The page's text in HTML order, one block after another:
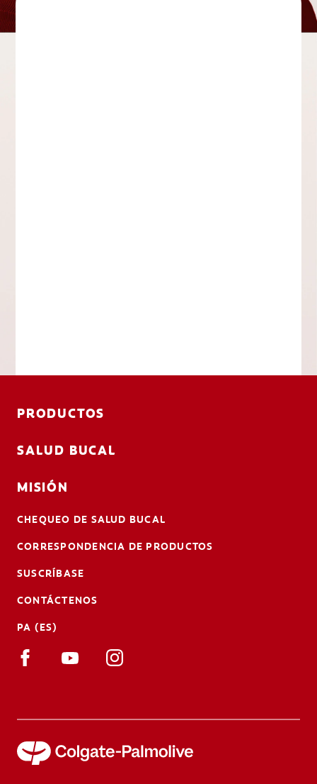
PRODUCTOS
SALUD BUCAL
MISIÓN
CHEQUEO DE SALUD BUCAL
CORRESPONDENCIA DE PRODUCTOS
SUSCRÍBASE
CONTÁCTENOS
PA (ES)